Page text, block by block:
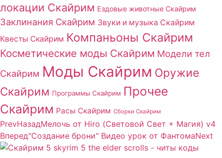
локации Скайрим Ездовые животные Скайрим
Заклинания Скайрим Звуки и музыка Скайрим
Квесты Скайрим Компаньоны Скайрим
Косметические моды Скайрим Модели тел
Скайрим Моды Скайрим Оружие
Скайрим Программы Скайрим Прочее
Скайрим Расы Скайрим Сборки Скайрим
PrevНазадМелочь от Hiro (Световой Свет + Магия) v4
Вперед"Создание брони" Видео урок от ФантомаNext